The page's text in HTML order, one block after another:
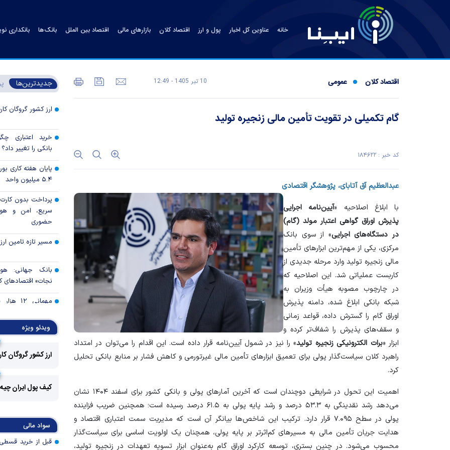
خانه عناوین کل اخبار پول و ارز اقتصاد کلان بازارهای مالی اقتصاد بین الملل بانک‌ها بانکداری
اقتصاد کلان عمومی 10 تير 1405 - 12:49
گام تکمیلی در تقویت تأمین مالی زنجیره تولید
کد خبر : ۱۸۴۶۲۲
عبدالعظیم آق آتابای، پژوهشگر اقتصادی
با ابلاغ اصلاحیه «آیین‌نامه اجرایی
پذیرش اوراق گواهی اعتبار مولد (گام)
در دستگاه‌های اجرایی» از سوی بانک
مرکزی، یکی از مهم‌ترین ابزار‌های تأمین
مالی زنجیره تولید وارد مرحله جدیدی از
کاربست عملیاتی شد. این اصلاحیه که
در چارچوب مصوبه هیأت وزیران به
شبکه بانکی ابلاغ شده، دامنه پذیرش
اوراق گام را گسترش داده، قواعد زمانی
و سقف‌های پذیرش را شفاف‌تر کرده و
ابزار «برات الکترونیکی زنجیره تولید» را نیز در شمول آیین‌نامه قرار داده است. این اقدام را می‌توان در امتداد
راهبرد کلان سیاست‌گذار پولی برای تعمیق ابزار‌های تأمین مالی غیرتورمی و کاهش فشار بر منابع بانکی تحلیل
کرد.
اهمیت این تحول در شرایطی دوچندان است که آخرین آمار‌های پولی و بانکی کشور برای اسفند ۱۴۰۴ نشان
می‌دهد رشد نقدینگی به ۵۳.۳ درصد و رشد پایه پولی به ۶۱.۵ درصد رسیده است؛ همچنین ضریب فزاینده
پولی در سطح ۷.۰۹۵ قرار دارد. ترکیب این شاخص‌ها بیانگر آن است که مدیریت سمت اعتباری اقتصاد و
هدایت جریان تأمین مالی به مسیر‌های کم‌اثرتر بر پایه پولی، همچنان یک اولویت اساسی برای سیاست‌گذار
محسوب می‌شود. در چنین بستری، توسعه کارکرد اوراق گام به‌عنوان ابزار تسویه تعهدات در زنجیره تولید،
جدیدترین‌ها
ارز کشور گروگان
خرید اعتباری
بانکی را تغییر داد؟
پایان هفته
۵.۴ میلیون واحد
پرداخت بدون کارت
سریع، امن و
حضوری
مسیر تازه تامین
بانک جهانی:
نجات» اقتصادهای
بسته‌های معیشتی
بازارهای آسیا صعود
تغییر زمان‌بندی
خانوار‌ها اعتبار
می‌کنند
بانک مرکزی:
تقاضاهای
کنترل تورم؛
ویدئو ویژه
ارز کشور گروگان
کیف پول ایران
سواد مالی